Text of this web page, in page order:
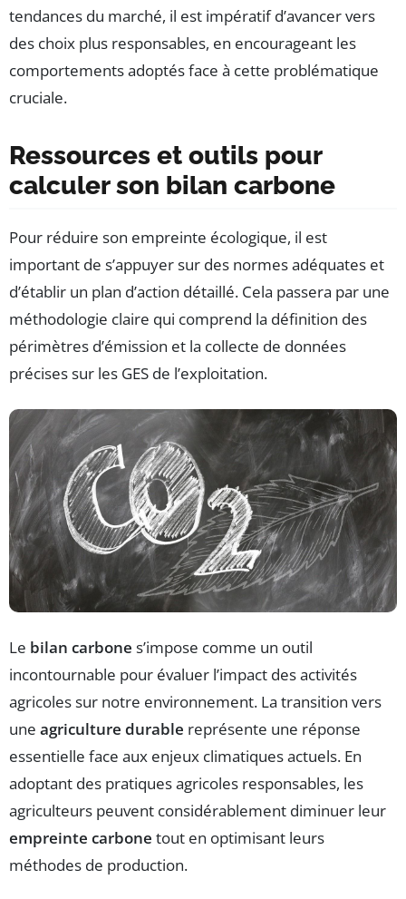
tendances du marché, il est impératif d’avancer vers
des choix plus responsables, en encourageant les
comportements adoptés face à cette problématique
cruciale.
Ressources et outils pour
calculer son bilan carbone
Pour réduire son empreinte écologique, il est
important de s’appuyer sur des normes adéquates et
d’établir un plan d’action détaillé. Cela passera par une
méthodologie claire qui comprend la définition des
périmètres d’émission et la collecte de données
précises sur les GES de l’exploitation.
Le bilan carbone s’impose comme un outil
incontournable pour évaluer l’impact des activités
agricoles sur notre environnement. La transition vers
une agriculture durable représente une réponse
essentielle face aux enjeux climatiques actuels. En
adoptant des pratiques agricoles responsables, les
agriculteurs peuvent considérablement diminuer leur
empreinte carbone tout en optimisant leurs
méthodes de production.